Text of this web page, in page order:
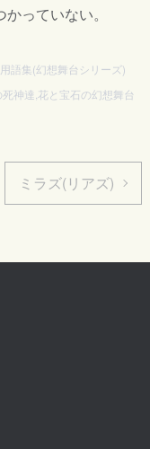
っていない。
用語集(幻想舞台シリーズ)
神達 ,花と宝石の幻想舞台
ミラズ(リアズ)